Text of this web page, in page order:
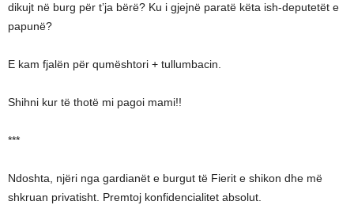
dikujt në burg për t’ja bërë? Ku i gjejnë paratë këta ish-deputetët e
papunë?
E kam fjalën për qumështori + tullumbacin.
Shihni kur të thotë mi pagoi mami!!
***
Ndoshta, njëri nga gardianët e burgut të Fierit e shikon dhe më
shkruan privatisht. Premtoj konfidencialitet absolut.